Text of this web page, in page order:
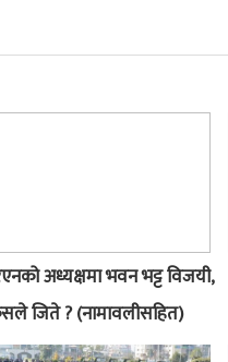
अध्यक्षमा भवन भट्ट विजयी,
जिते ? (नामावलीसहित)